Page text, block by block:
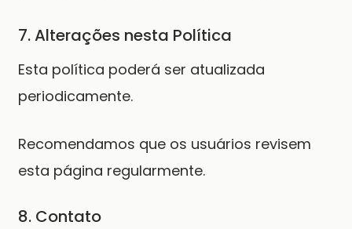
7. Alterações nesta Política
Esta política poderá ser atualizada
periodicamente.
Recomendamos que os usuários revisem
esta página regularmente.
8. Contato